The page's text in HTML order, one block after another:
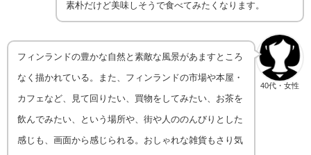
素朴だけど美味しそうで食べてみたくなります。
40代・女性
フィンランドの豊かな自然と素敵な風景があますところ
なく描かれている。また、フィンランドの市場や本屋・
カフェなど、見て回りたい、買物をしてみたい、お茶を
飲んでみたい、という場所や、街や人ののんびりとした
感じも、画面から感じられる。おしゃれな雑貨もさり気